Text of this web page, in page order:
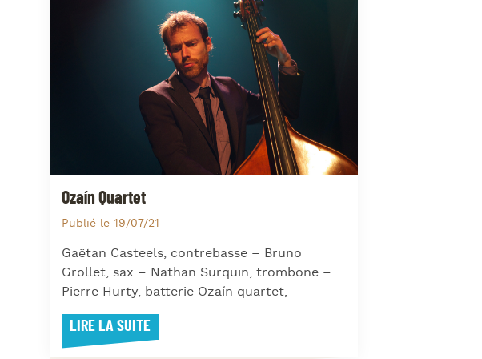
Ozaín Quartet
Publié le 19/07/21
Gaëtan Casteels, contrebasse – Bruno
Grollet, sax – Nathan Surquin, trombone –
Pierre Hurty, batterie Ozaín quartet,
LIRE LA SUITE